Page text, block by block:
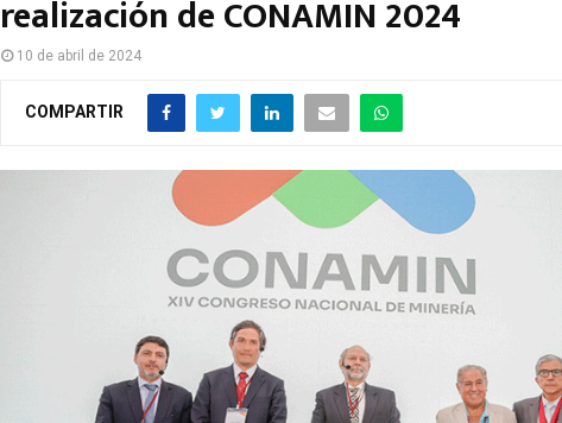
realización de CONAMIN 2024
10 de abril de 2024
COMPARTIR